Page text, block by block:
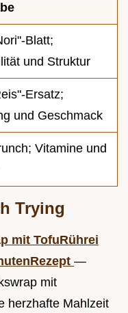
Blatt;
und Struktur
Ersatz;
und Geschmack
Vitamine und
Trying
mit TofuRührei
—
mit
herzhafte Mahlzeit